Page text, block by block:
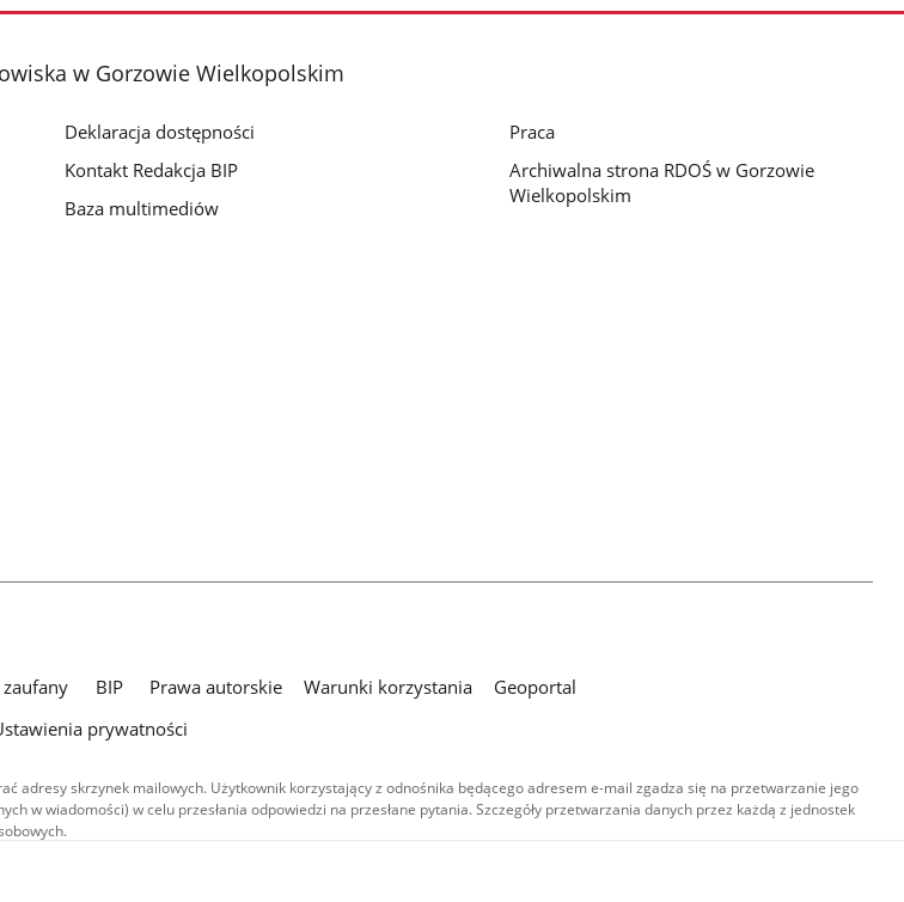
w Gorzowie Wielkopolskim
Deklaracja dostępności
Kontakt Redakcja BIP
Baza multimediów
Praca
Archiwalna strona RDOŚ w Gorzowie
Wielkopolskim
BIP Prawa autorskie Warunki korzystania
Geoportal
prywatności
adresy skrzynek mailowych. Użytkownik korzystający z odnośnika będącego adresem e-mail zgadza się na przetwarzanie jego
w wiadomości) w celu przesłania odpowiedzi na przesłane pytania. Szczegóły przetwarzania danych przez każdą z jednostek
wyłączeniem treści audiowizualnych), są
uznanie autorstwa - na tych samych